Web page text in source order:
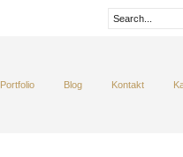
Portfolio Blog Kontakt